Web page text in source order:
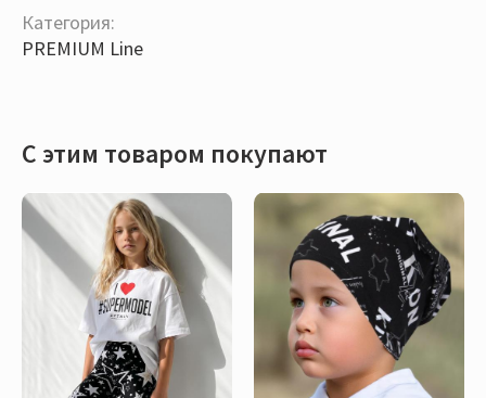
Категория:
PREMIUM Line
С этим товаром покупают